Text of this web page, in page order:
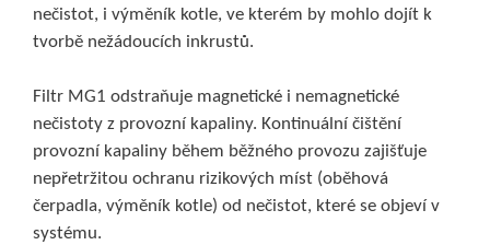
nečistot, i výměník kotle, ve kterém by mohlo dojít k
tvorbě nežádoucích inkrustů.
Filtr MG1 odstraňuje magnetické i nemagnetické
nečistoty z provozní kapaliny. Kontinuální čištění
provozní kapaliny během běžného provozu zajišťuje
nepřetržitou ochranu rizikových míst (oběhová
čerpadla, výměník kotle) od nečistot, které se objeví v
systému.